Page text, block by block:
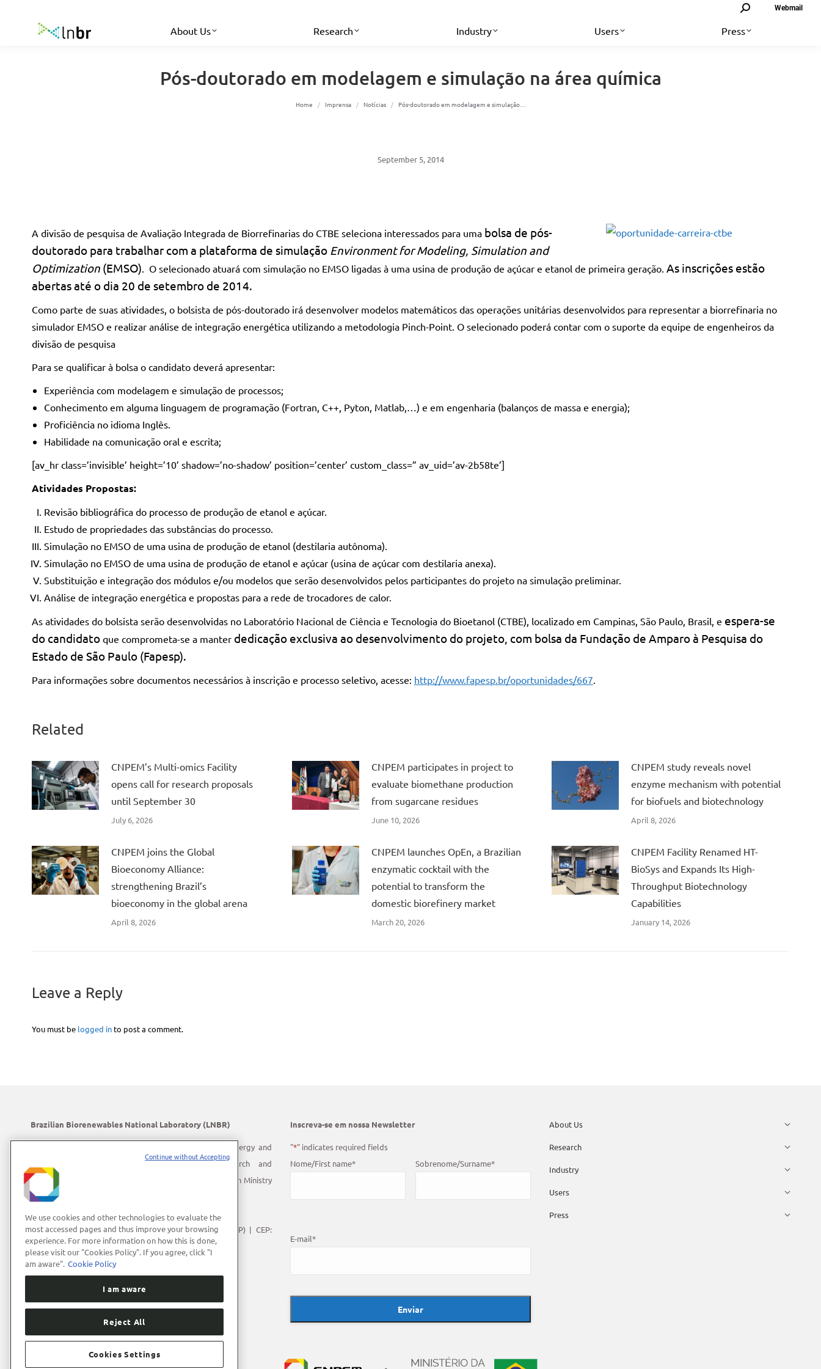
Search: Webmail
About Us Research Industry Users Press
Pós-doutorado em modelagem e simulação na área química
You are here:
Home Imprensa Notícias Pós-doutorado em modelagem e simulação…
September 5, 2014
A divisão de pesquisa de Avaliação Integrada de Biorrefinarias do CTBE seleciona interessados para uma bolsa de pós-
doutorado para trabalhar com a plataforma de simulação Environment for Modeling, Simulation and
Optimization (EMSO). O selecionado atuará com simulação no EMSO ligadas à uma usina de produção de açúcar e etanol de primeira geração. As inscrições estão
abertas até o dia 20 de setembro de 2014.
Como parte de suas atividades, o bolsista de pós-doutorado irá desenvolver modelos matemáticos das operações unitárias desenvolvidos para representar a biorrefinaria no
simulador EMSO e realizar análise de integração energética utilizando a metodologia Pinch-Point. O selecionado poderá contar com o suporte da equipe de engenheiros da
divisão de pesquisa
Para se qualificar à bolsa o candidato deverá apresentar:
Experiência com modelagem e simulação de processos;
Conhecimento em alguma linguagem de programação (Fortran, C++, Pyton, Matlab,…) e em engenharia (balanços de massa e energia);
Proficiência no idioma Inglês.
Habilidade na comunicação oral e escrita;
[av_hr class=’invisible’ height=’10’ shadow=’no-shadow’ position=’center’ custom_class=” av_uid=’av-2b58te’]
Atividades Propostas:
Revisão bibliográfica do processo de produção de etanol e açúcar.
Estudo de propriedades das substâncias do processo.
Simulação no EMSO de uma usina de produção de etanol (destilaria autônoma).
Simulação no EMSO de uma usina de produção de etanol e açúcar (usina de açúcar com destilaria anexa).
Substituição e integração dos módulos e/ou modelos que serão desenvolvidos pelos participantes do projeto na simulação preliminar.
Análise de integração energética e propostas para a rede de trocadores de calor.
As atividades do bolsista serão desenvolvidas no Laboratório Nacional de Ciência e Tecnologia do Bioetanol (CTBE), localizado em Campinas, São Paulo, Brasil, e espera-se
do candidato que comprometa-se a manter dedicação exclusiva ao desenvolvimento do projeto, com bolsa da Fundação de Amparo à Pesquisa do
Estado de São Paulo (Fapesp).
Para informações sobre documentos necessários à inscrição e processo seletivo, acesse: http://www.fapesp.br/oportunidades/667.
Related
CNPEM’s Multi-omics Facility
opens call for research proposals
until September 30
July 6, 2026
CNPEM participates in project to
evaluate biomethane production
from sugarcane residues
June 10, 2026
CNPEM study reveals novel
enzyme mechanism with potential
for biofuels and biotechnology
April 8, 2026
CNPEM joins the Global
Bioeconomy Alliance:
strengthening Brazil’s
bioeconomy in the global arena
April 8, 2026
CNPEM launches OpEn, a Brazilian
enzymatic cocktail with the
potential to transform the
domestic biorefinery market
March 20, 2026
CNPEM Facility Renamed HT-
BioSys and Expands Its High-
Throughput Biotechnology
Capabilities
January 14, 2026
Leave a Reply
You must be logged in to post a comment.
Brazilian Biorenewables National Laboratory (LNBR)
LNBR is part of the Brazilian Center for Research in Energy and
Materials (CNPEM) – a private, non-profit, research and
development institution under supervision of the Brazilian Ministry
of Science, Technology and Innovation (MCTI).
Address:
Giuseppe Máximo Scolfaro, 10.000
Polo II de Alta Tecnologia de Campinas | Campinas (SP) | CEP:
13083-100
Phone Number:+55 (19) 3512-1000
E-mail:lnbrcomunica@cnpem.br
Inscreva-se em nossa Newsletter
"*" indicates required fields
Nome/First name* Sobrenome/Surname*
E-mail*
About Us
Research
Industry
Users
Press
We use cookies and other technologies to evaluate the
most accessed pages and thus improve your browsing
experience. For more information on how this is done,
please visit our "Cookies Policy". If you agree, click "I
am aware". Cookie Policy
I am aware
Reject All
Cookies Settings
Continue without Accepting